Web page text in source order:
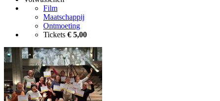
Film
Maatschappij
Ontmoeting
Tickets € 5,00